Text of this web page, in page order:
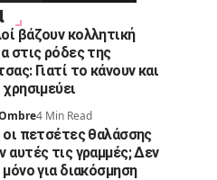
βάζουν κολλητική
στις ρόδες της
Γιατί το κάνουν και
χρησιμεύει
4 Min Read
οι πετσέτες θαλάσσης
αυτές τις γραμμές; Δεν
μόνο για διακόσμηση